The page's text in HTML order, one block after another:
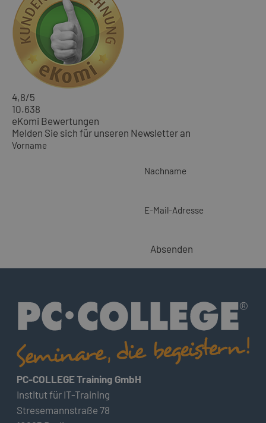
4,8/5
10.638
eKomi Bewertungen
Melden Sie sich für unseren Newsletter an
Vorname
Nachname
E-Mail-Adresse
Absenden
PC-COLLEGE Training GmbH
Institut für IT-Training
Stresemannstraße 78